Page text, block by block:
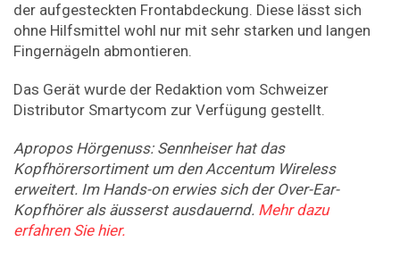
der aufgesteckten Frontabdeckung. Diese lässt sich
ohne Hilfsmittel wohl nur mit sehr starken und langen
Fingernägeln abmontieren.
Das Gerät wurde der Redaktion vom Schweizer
Distributor Smartycom zur Verfügung gestellt.
Apropos Hörgenuss: Sennheiser hat das
Kopfhörersortiment um den Accentum Wireless
erweitert. Im Hands-on erwies sich der Over-Ear-
Kopfhörer als äusserst ausdauernd. Mehr dazu
erfahren Sie hier.